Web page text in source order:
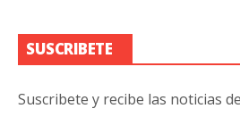
SUSCRIBETE
Suscribete y recibe las noticias